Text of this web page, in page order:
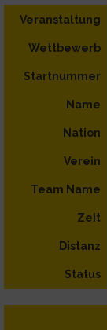
Veranstaltung
Wettbewerb
Startnummer
Name
Nation
Verein
Team Name
Zeit
Distanz
Status